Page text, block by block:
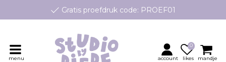
Gratis proefdruk code: PROEF01
geboortekaartjes op maat, speciaal ontworpen voor jouw
Persoonlijk contact en advies
menu account likes
0
mandje